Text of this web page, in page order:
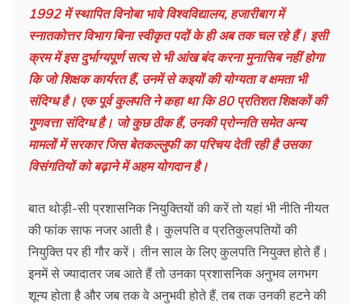
1992 में स्थापित विनोबा भावे विश्वविद्यालय, हजारीबाग में
स्नातकोत्तर विभाग बिना स्वीकृत पदों के ही अब तक चल रहे हैं। इसी
क्रम में इस दुर्भाग्यपूर्ण सत्य से भी आंख बंद करना मुनासिब नहीं होगा
कि जो शिक्षक कार्यरत हैं, उनमें से कइयों की योग्यता व क्षमता भी
संदिग्ध है। एक पूर्व कुलपति ने कहा था कि 80 प्रतिशत शिक्षकों की
गुणवत्ता संदिग्ध है। जो कुछ ठीक हैं, उनकी प्रोन्नति समेत अन्य
मामलों में सरकार जिस बेतकल्लुफी का परिचय देती रही है उसका
विसंगतियों को बढ़ाने में अहम योगदान है।
बात थोड़ी-सी प्रशासनिक नियुक्तियों की करें तो यहां भी नीति नीयत
की फांक साफ नजर आती है। कुलपति व प्रतिकुलपतियों की
नियुक्ति पर ही गौर करें। तीन साल के लिए कुलपति नियुक्त होते हैं।
इनमें से ज्यादातर जब आते हैं तो उनका प्रशासनिक अनुभव लगभग
शून्य होता है और जब तक वे अनुभवी होते हैं, तब तक उनकी हटने की